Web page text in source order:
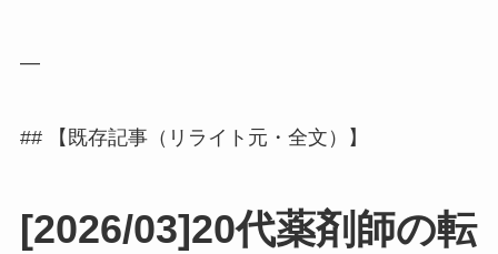
—
## 【既存記事（リライト元・全文）】
[2026/03]20代薬剤師の転